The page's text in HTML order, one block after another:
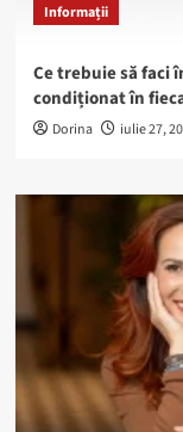
Informații
Ce trebuie să faci
condiționat în
Dorina iulie 27,